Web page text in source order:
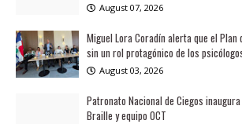
August 07, 2026
Miguel Lora Coradín alerta que el
sin un rol protagónico de los
August 03, 2026
Patronato Nacional de Ciegos
Braille y equipo OCT